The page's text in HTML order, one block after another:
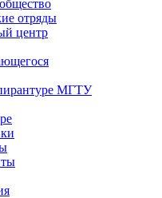
отряды
центр
МГТУ